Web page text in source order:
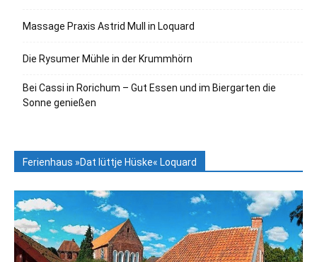
Massage Praxis Astrid Mull in Loquard
Die Rysumer Mühle in der Krummhörn
Bei Cassi in Rorichum – Gut Essen und im Biergarten die
Sonne genießen
Ferienhaus »Dat lüttje Hüske« Loquard